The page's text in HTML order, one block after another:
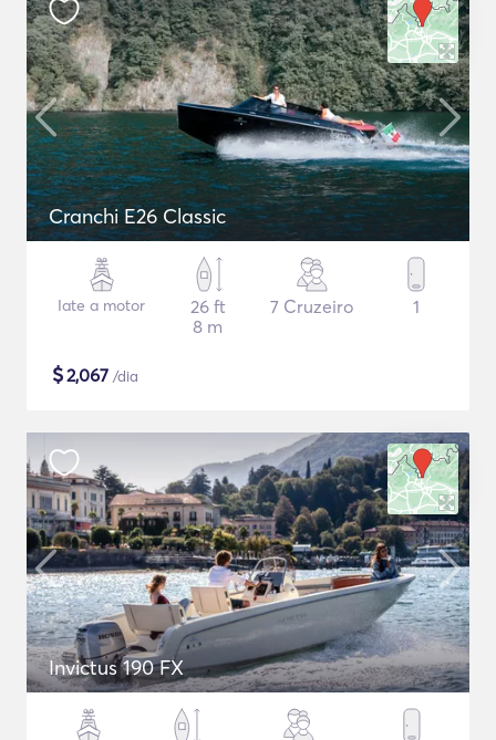
Cranchi E26 Classic
Iate a motor
26 ft
8 m
7 Cruzeiro 1
$2,067 /dia
Invictus 190 FX